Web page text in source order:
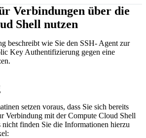
Verbindungen über die
Shell nutzen
beschreibt wie Sie den SSH- Agent zur
Key Authentifizierung gegen eine
setzen voraus, dass Sie sich bereits
Verbindung mit der Compute Cloud Shell
nicht finden Sie die Informationen hierzu